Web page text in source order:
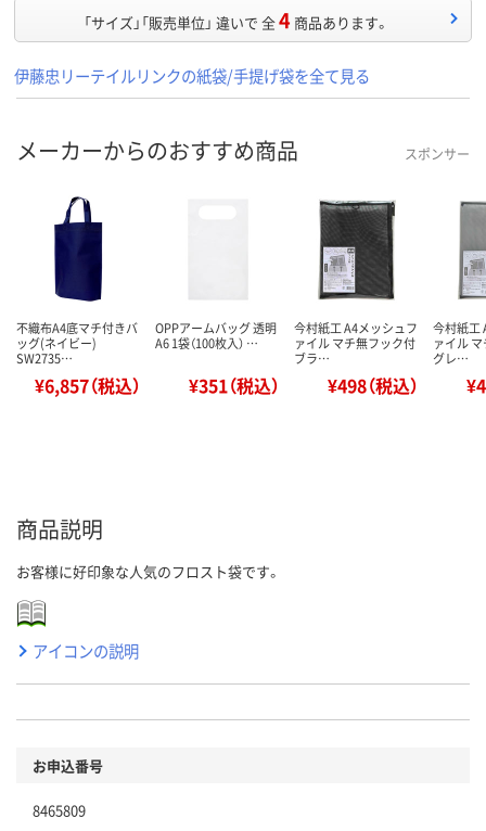
「サイズ」「販売単位」 違いで 全4 商品あります。
伊藤忠リーテイルリンクの紙袋/手提げ袋を全て見る
メーカーからのおすすめ商品 スポンサー
不織布A4底マチ付きバ
ッグ(ネイビー)
SW2735…
¥6,857（税込）
OPPアームバッグ 透明
A6 1袋（100枚入） …
¥351（税込）
今村紙工 A4メッシュフ
ァイル マチ無フック付
ブラ…
¥498（税込）
今村紙工
ァイル
グレ…
商品説明
お客様に好印象な人気のフロスト袋です。
アイコンの説明
お申込番号
8465809